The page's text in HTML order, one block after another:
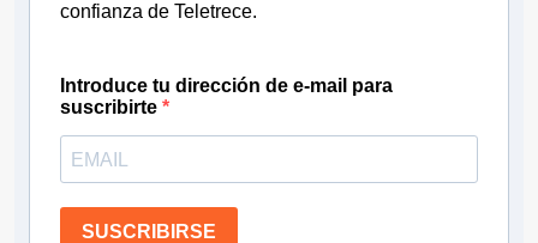
confianza de Teletrece.
Introduce tu dirección de e-mail para
suscribirte
SUSCRIBIRSE